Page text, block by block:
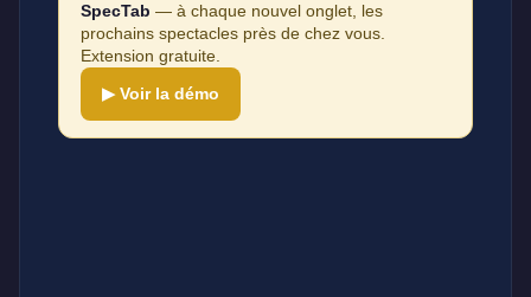
SpecTab — à chaque nouvel onglet, les
prochains spectacles près de chez vous.
Extension gratuite.
▶ Voir la démo